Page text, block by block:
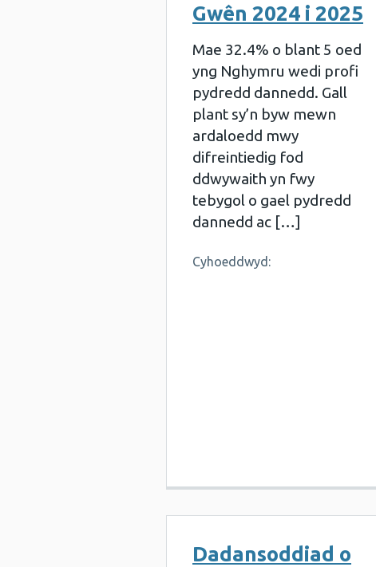
Gwên 2024 i 2025
Mae 32.4% o blant 5 oed
yng Nghymru wedi profi
pydredd dannedd. Gall
plant sy’n byw mewn
ardaloedd mwy
difreintiedig fod
ddwywaith yn fwy
tebygol o gael pydredd
dannedd ac […]
Cyhoeddwyd:
Dadansoddiad o